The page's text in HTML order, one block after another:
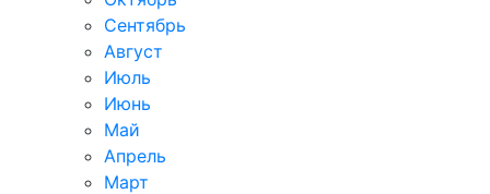
Сентябрь
Август
Июль
Июнь
Май
Апрель
Март